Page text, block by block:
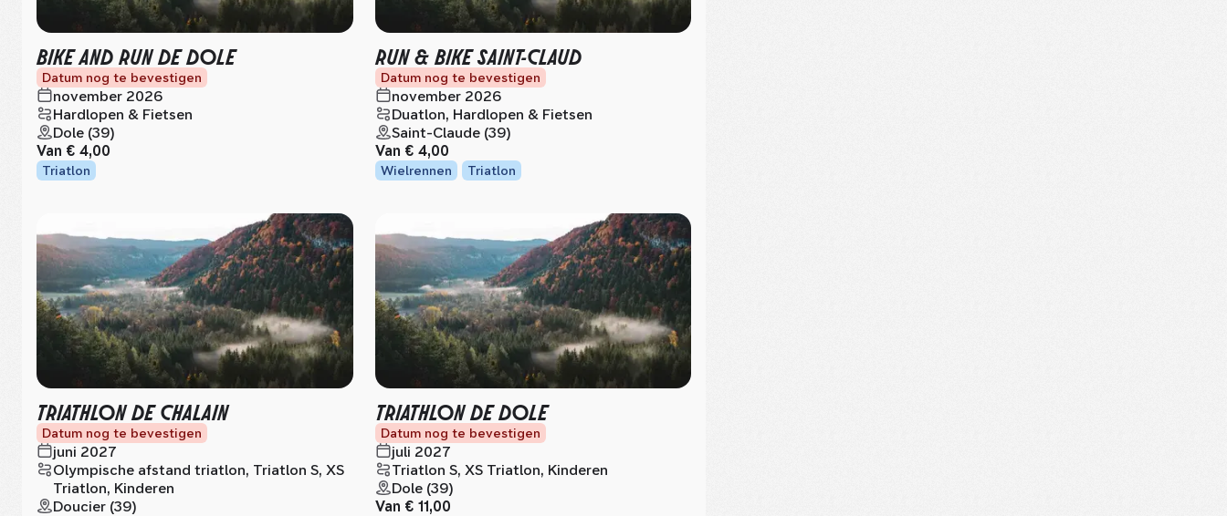
BIKE AND RUN DE DOLE
Datum nog te bevestigen
november 2026
Hardlopen & Fietsen
Dole (39)
Van € 4,00
Triatlon
RUN & BIKE SAINT-CLAUD
Datum nog te bevestigen
november 2026
Duatlon, Hardlopen & Fietsen
Saint-Claude (39)
Van € 4,00
Wielrennen Triatlon
TRIATHLON DE CHALAIN
Datum nog te bevestigen
juni 2027
Olympische afstand triatlon, Triatlon S, XS
Triatlon, Kinderen
Doucier (39)
TRIATHLON DE DOLE
Datum nog te bevestigen
juli 2027
Triatlon S, XS Triatlon, Kinderen
Dole (39)
Van € 11,00